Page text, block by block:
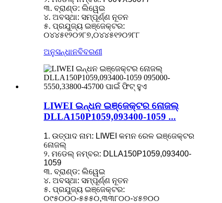
୩. ବ୍ରାଣ୍ଡ: ଲିୱେଇ
୪. ଅବସ୍ଥା: ସମ୍ପୂର୍ଣ୍ଣ ନୂତନ
୫. ପ୍ରଯୁଜ୍ୟ ଇଞ୍ଜେକ୍ଟର:
୦୪୪୫୧୨୦୨୮୭,୦୪୪୫୧୨୦୨୮୮
ଅନୁସନ୍ଧାନବିବରଣୀ
LIWEI ଇନ୍ଧନ ଇଞ୍ଜେକ୍ଟର ନୋଜଲ୍
DLLA150P1059,093400-1059 ...
1. ଉତ୍ପାଦ ନାମ: LIWEI କମନ ରେଳ ଇଞ୍ଜେକ୍ଟର
ନୋଜଲ୍
୨. ମଡେଲ୍ ନମ୍ବର: DLLA150P1059,093400-
1059
୩. ବ୍ରାଣ୍ଡ: ଲିୱେଇ
୪. ଅବସ୍ଥା: ସମ୍ପୂର୍ଣ୍ଣ ନୂତନ
୫. ପ୍ରଯୁଜ୍ୟ ଇଞ୍ଜେକ୍ଟର:
୦୯୫୦୦୦-୫୫୫୦,୩୩୮୦୦-୪୫୭୦୦